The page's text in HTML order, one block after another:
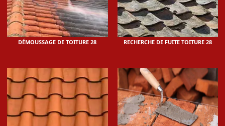
DÉMOUSSAGE DE TOITURE 28 RECHERCHE DE FUITE TOITURE 28